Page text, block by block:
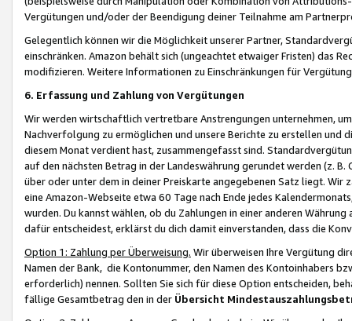
Vergütungen und/oder der Beendigung deiner Teilnahme am
Gelegentlich können wir die Möglichkeit unserer Partner,
einschränken. Amazon behält sich (ungeachtet etwaiger Fristen) das
modifizieren. Weitere Informationen zu Einschränkungen für
6. Erfassung und Zahlung von Vergütungen
Wir werden wirtschaftlich vertretbare Anstrengungen unternehmen,
Nachverfolgung zu ermöglichen und unsere Berichte zu erstellen und
diesem Monat verdient hast, zusammengefasst sind.
auf den nächsten Betrag in der Landeswährung gerundet werden (z.
über oder unter dem in deiner Preiskarte angegebenen Satz liegt.
eine Amazon-Webseite etwa 60 Tage nach Ende jedes
wurden. Du kannst wählen, ob du Zahlungen in einer anderen
dafür entscheidest, erklärst du dich damit einverstanden, dass die
Option 1: Zahlung per Überweisung. Wir überweisen Ihre Vergütung
Namen der Bank, die Kontonummer, den Namen des Kontoinhabers
erforderlich) nennen. Sollten Sie sich für diese Option entscheiden,
fällige Gesamtbetrag den in der Übersicht